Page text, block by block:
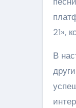
21»,
В